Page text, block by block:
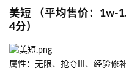
美短 （平均售价：1w-
4分）
属性：无限、抢夺III、经验修